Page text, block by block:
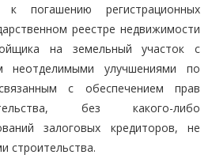
к погашению регистрационных
реестре недвижимости
на земельный участок с
неотделимыми улучшениями по
с обеспечением прав
без какого-либо
залоговых кредиторов, не
строительства.